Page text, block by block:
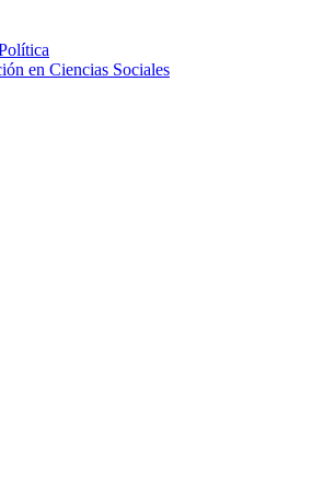
en Ciencias Sociales